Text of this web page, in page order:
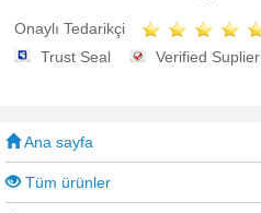
Onaylı Tedarikçi
Trust Seal
Verified Suplier
Ana sayfa
Tüm ürünler